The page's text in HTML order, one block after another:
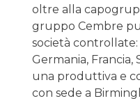
oltre alla
gruppo Cembre
società
Germania, Francia,
una produttiva e
con sede a